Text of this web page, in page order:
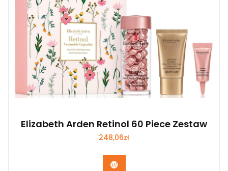
Elizabeth Arden Retinol 60 Piece Zestaw
248,06zł
Zobacz